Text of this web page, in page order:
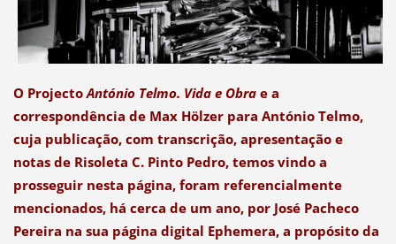
O ProjectoAntónio Telmo. Vida e Obrae a
correspondência de Max Hölzer para António Telmo,
cuja publicação, com transcrição, apresentação e
notas de Risoleta C. Pinto Pedro, temos vindo a
prosseguir nesta página, foram referencialmente
mencionados, há cerca de um ano, por José Pacheco
Pereira na sua página digital Ephemera, a propósito da